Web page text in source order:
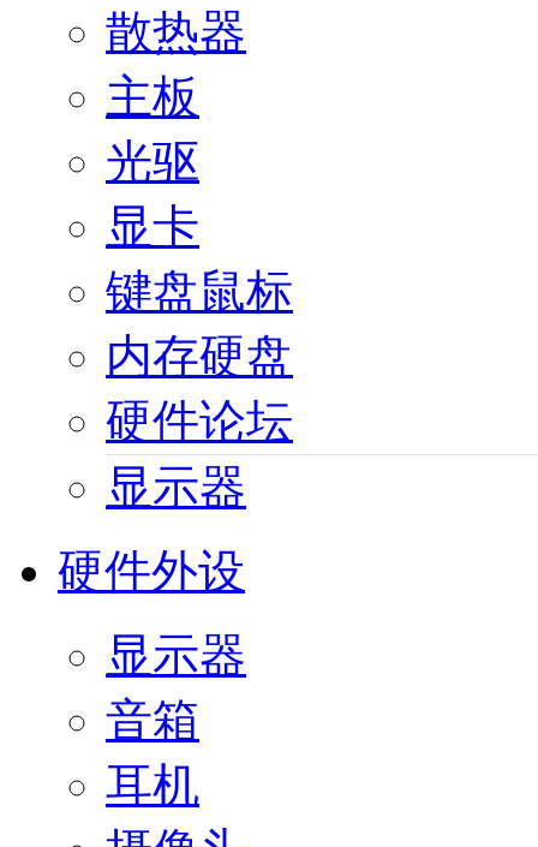
散热器
主板
光驱
显卡
键盘鼠标
内存硬盘
硬件论坛
显示器
硬件外设
显示器
音箱
耳机